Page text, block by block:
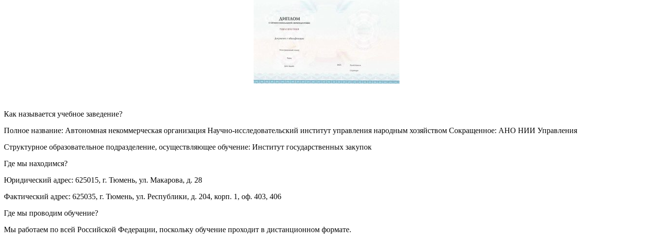
Как называется учебное заведение?
Полное название: Автономная некоммерческая организация Научно-исследовательский институт управления народным хозяйством Сокращенное: АНО НИИ Управления
Структурное образовательное подразделение, осуществляющее обучение: Институт государственных закупок
Где мы находимся?
Юридический адрес: 625015, г. Тюмень, ул. Макарова, д. 28
Фактический адрес: 625035, г. Тюмень, ул. Республики, д. 204, корп. 1, оф. 403, 406
Где мы проводим обучение?
Мы работаем по всей Российской Федерации, поскольку обучение проходит в дистанционном формате.